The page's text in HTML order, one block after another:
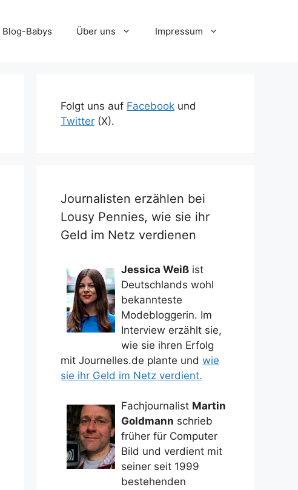
Blog-Babys Über uns Impressum
Folgt uns auf Facebook und
Twitter (X).
Journalisten erzählen bei
Lousy Pennies, wie sie ihr
Geld im Netz verdienen
Jessica Weiß ist
Deutschlands wohl
bekannteste
Modebloggerin. Im
Interview erzählt sie,
wie sie ihren Erfolg
mit Journelles.de plante und wie
sie ihr Geld im Netz verdient.
Fachjournalist Martin
Goldmann schrieb
früher für Computer
Bild und verdient mit
seiner seit 1999
bestehenden